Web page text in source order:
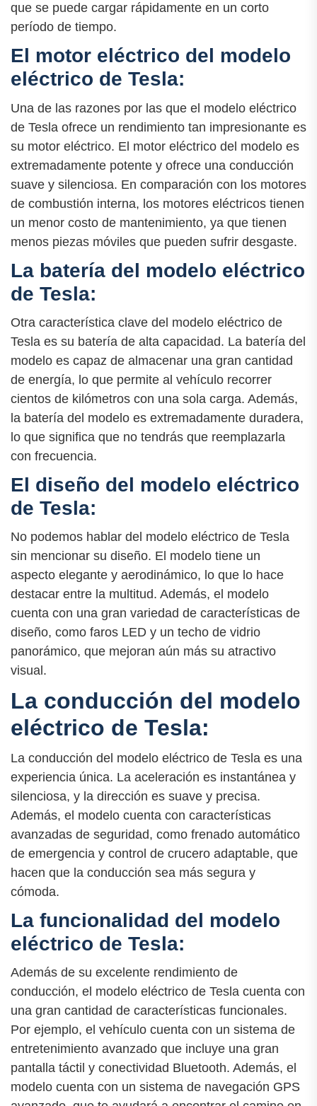
que se puede cargar rápidamente en un corto
período de tiempo.
El motor eléctrico del modelo
eléctrico de Tesla:
Una de las razones por las que el modelo eléctrico
de Tesla ofrece un rendimiento tan impresionante es
su motor eléctrico. El motor eléctrico del modelo es
extremadamente potente y ofrece una conducción
suave y silenciosa. En comparación con los motores
de combustión interna, los motores eléctricos tienen
un menor costo de mantenimiento, ya que tienen
menos piezas móviles que pueden sufrir desgaste.
La batería del modelo eléctrico
de Tesla:
Otra característica clave del modelo eléctrico de
Tesla es su batería de alta capacidad. La batería del
modelo es capaz de almacenar una gran cantidad
de energía, lo que permite al vehículo recorrer
cientos de kilómetros con una sola carga. Además,
la batería del modelo es extremadamente duradera,
lo que significa que no tendrás que reemplazarla
con frecuencia.
El diseño del modelo eléctrico
de Tesla:
No podemos hablar del modelo eléctrico de Tesla
sin mencionar su diseño. El modelo tiene un
aspecto elegante y aerodinámico, lo que lo hace
destacar entre la multitud. Además, el modelo
cuenta con una gran variedad de características de
diseño, como faros LED y un techo de vidrio
panorámico, que mejoran aún más su atractivo
visual.
La conducción del modelo
eléctrico de Tesla:
La conducción del modelo eléctrico de Tesla es una
experiencia única. La aceleración es instantánea y
silenciosa, y la dirección es suave y precisa.
Además, el modelo cuenta con características
avanzadas de seguridad, como frenado automático
de emergencia y control de crucero adaptable, que
hacen que la conducción sea más segura y
cómoda.
La funcionalidad del modelo
eléctrico de Tesla:
Además de su excelente rendimiento de
conducción, el modelo eléctrico de Tesla cuenta con
una gran cantidad de características funcionales.
Por ejemplo, el vehículo cuenta con un sistema de
entretenimiento avanzado que incluye una gran
pantalla táctil y conectividad Bluetooth. Además, el
modelo cuenta con un sistema de navegación GPS